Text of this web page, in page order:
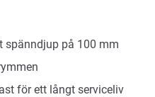
spänndjup på 100 mm
för ett långt serviceliv